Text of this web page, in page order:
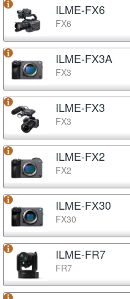
ILME-FX6
FX6
ILME-FX3A
FX3
ILME-FX3
FX3
ILME-FX2
FX2
ILME-FX30
FX30
ILME-FR7
FR7